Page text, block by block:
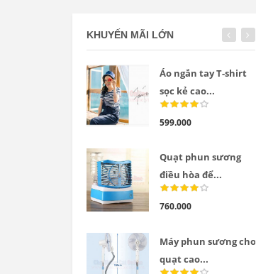
KHUYẾN MÃI LỚN
Áo ngắn tay T-shirt
sọc kẻ cao...
599.000
Quạt phun sương
điều hòa để...
760.000
Máy phun sương cho
quạt cao...